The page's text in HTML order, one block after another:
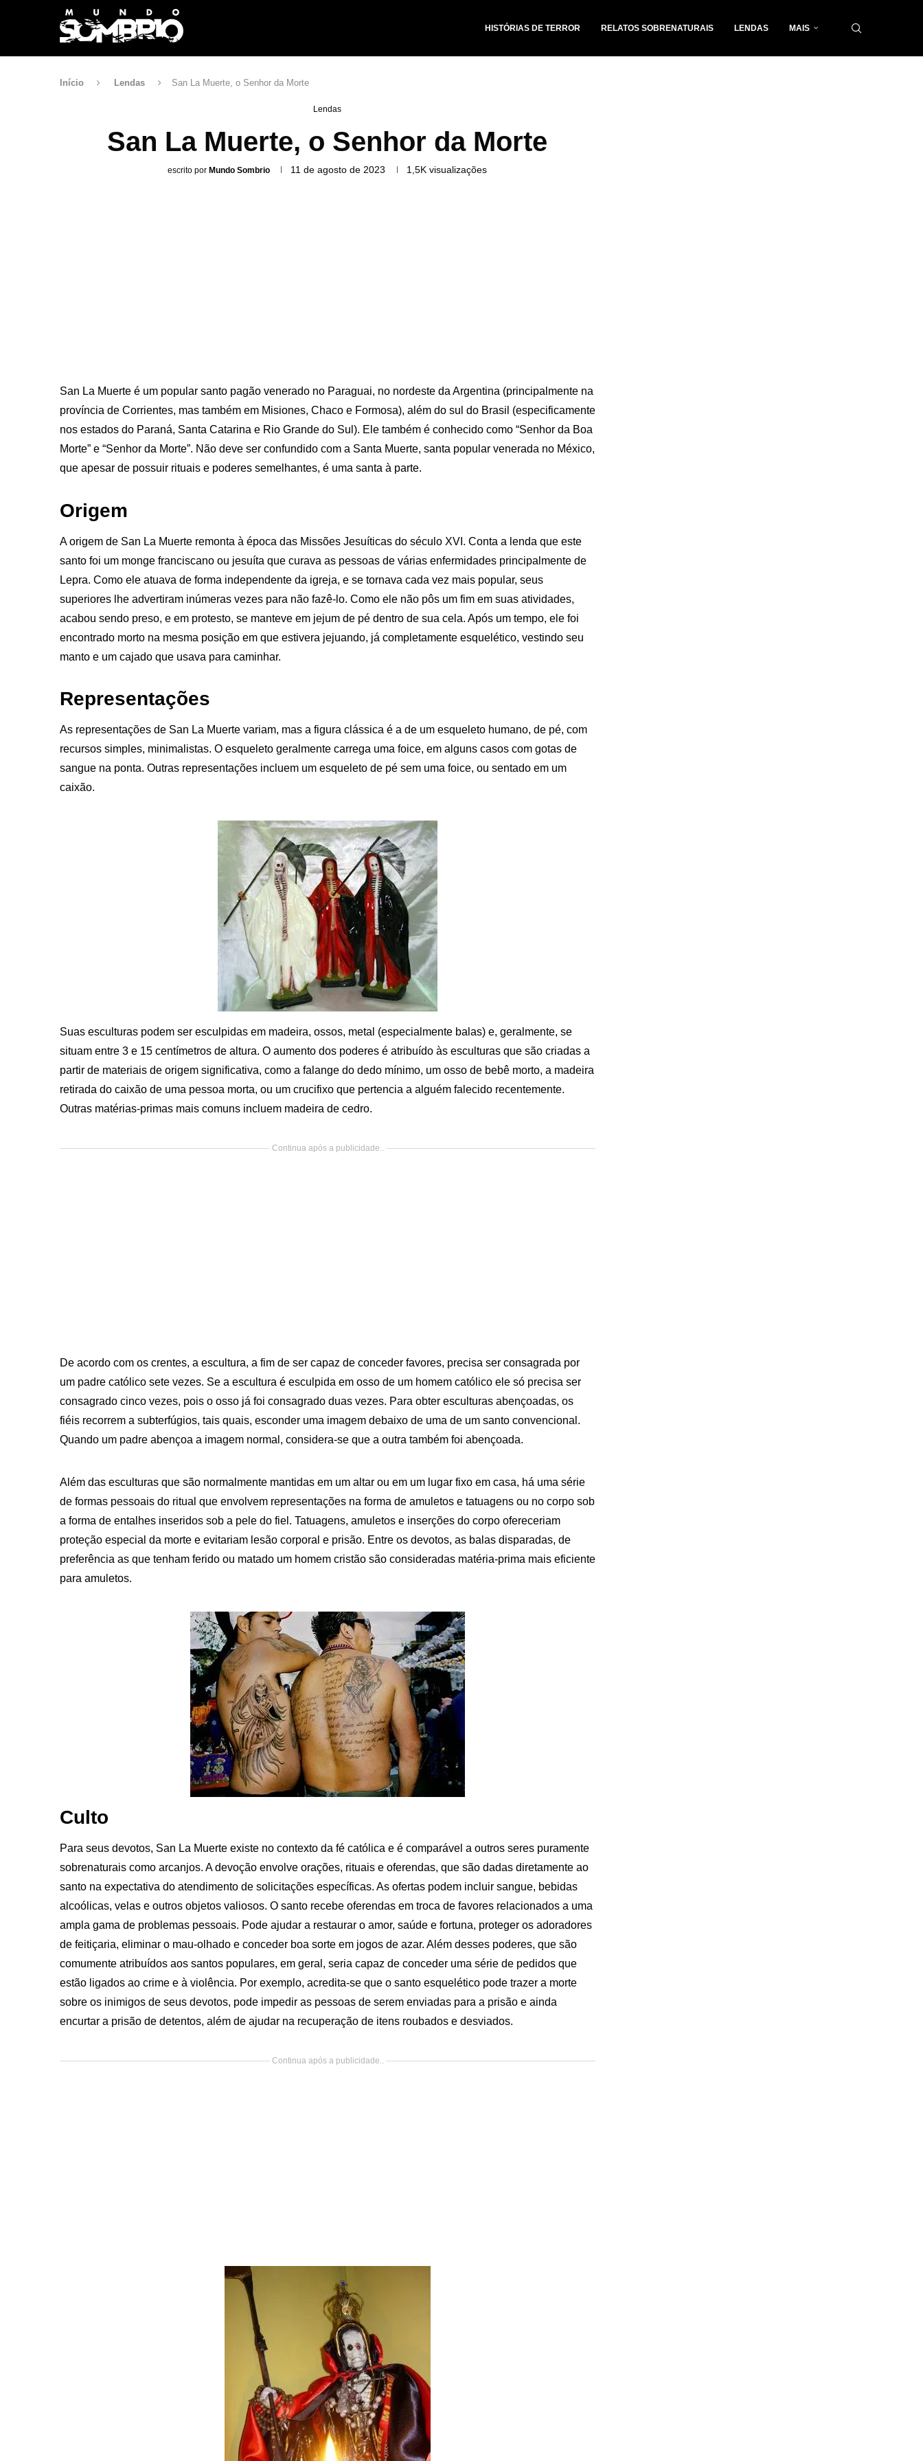
HISTÓRIAS DE TERROR RELATOS SOBRENATURAIS LENDAS MAIS
Início Lendas San La Muerte, o Senhor da Morte
Lendas
San La Muerte, o Senhor da Morte
escrito por Mundo Sombrio 11 de agosto de 2023 1,5K visualizações
San La Muerte é um popular santo pagão venerado no Paraguai, no nordeste da Argentina (principalmente na
província de Corrientes, mas também em Misiones, Chaco e Formosa), além do sul do Brasil (especificamente
nos estados do Paraná, Santa Catarina e Rio Grande do Sul). Ele também é conhecido como “Senhor da Boa
Morte” e “Senhor da Morte”. Não deve ser confundido com a Santa Muerte, santa popular venerada no México,
que apesar de possuir rituais e poderes semelhantes, é uma santa à parte.
Origem
A origem de San La Muerte remonta à época das Missões Jesuíticas do século XVI. Conta a lenda que este
santo foi um monge franciscano ou jesuíta que curava as pessoas de várias enfermidades principalmente de
Lepra. Como ele atuava de forma independente da igreja, e se tornava cada vez mais popular, seus
superiores lhe advertiram inúmeras vezes para não fazê-lo. Como ele não pôs um fim em suas atividades,
acabou sendo preso, e em protesto, se manteve em jejum de pé dentro de sua cela. Após um tempo, ele foi
encontrado morto na mesma posição em que estivera jejuando, já completamente esquelético, vestindo seu
manto e um cajado que usava para caminhar.
Representações
As representações de San La Muerte variam, mas a figura clássica é a de um esqueleto humano, de pé, com
recursos simples, minimalistas. O esqueleto geralmente carrega uma foice, em alguns casos com gotas de
sangue na ponta. Outras representações incluem um esqueleto de pé sem uma foice, ou sentado em um
caixão.
Suas esculturas podem ser esculpidas em madeira, ossos, metal (especialmente balas) e, geralmente, se
situam entre 3 e 15 centímetros de altura. O aumento dos poderes é atribuído às esculturas que são criadas a
partir de materiais de origem significativa, como a falange do dedo mínimo, um osso de bebê morto, a madeira
retirada do caixão de uma pessoa morta, ou um crucifixo que pertencia a alguém falecido recentemente.
Outras matérias-primas mais comuns incluem madeira de cedro.
Continua após a publicidade..
De acordo com os crentes, a escultura, a fim de ser capaz de conceder favores, precisa ser consagrada por
um padre católico sete vezes. Se a escultura é esculpida em osso de um homem católico ele só precisa ser
consagrado cinco vezes, pois o osso já foi consagrado duas vezes. Para obter esculturas abençoadas, os
fiéis recorrem a subterfúgios, tais quais, esconder uma imagem debaixo de uma de um santo convencional.
Quando um padre abençoa a imagem normal, considera-se que a outra também foi abençoada.
Além das esculturas que são normalmente mantidas em um altar ou em um lugar fixo em casa, há uma série
de formas pessoais do ritual que envolvem representações na forma de amuletos e tatuagens ou no corpo sob
a forma de entalhes inseridos sob a pele do fiel. Tatuagens, amuletos e inserções do corpo ofereceriam
proteção especial da morte e evitariam lesão corporal e prisão. Entre os devotos, as balas disparadas, de
preferência as que tenham ferido ou matado um homem cristão são consideradas matéria-prima mais eficiente
para amuletos.
Culto
Para seus devotos, San La Muerte existe no contexto da fé católica e é comparável a outros seres puramente
sobrenaturais como arcanjos. A devoção envolve orações, rituais e oferendas, que são dadas diretamente ao
santo na expectativa do atendimento de solicitações específicas. As ofertas podem incluir sangue, bebidas
alcoólicas, velas e outros objetos valiosos. O santo recebe oferendas em troca de favores relacionados a uma
ampla gama de problemas pessoais. Pode ajudar a restaurar o amor, saúde e fortuna, proteger os adoradores
de feitiçaria, eliminar o mau-olhado e conceder boa sorte em jogos de azar. Além desses poderes, que são
comumente atribuídos aos santos populares, em geral, seria capaz de conceder uma série de pedidos que
estão ligados ao crime e à violência. Por exemplo, acredita-se que o santo esquelético pode trazer a morte
sobre os inimigos de seus devotos, pode impedir as pessoas de serem enviadas para a prisão e ainda
encurtar a prisão de detentos, além de ajudar na recuperação de itens roubados e desviados.
Continua após a publicidade..